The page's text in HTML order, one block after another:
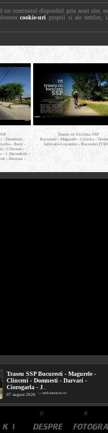
tot continutul disponibil prin acest site,
cookie-uri proprii si ale tertilor,
- Domnesti -
- Bacu -
- Clinceni -
- 1 Decembrie -
- Alunisu -
Traseu cu bicicleta SSP
Bucuresti - Magurele - Cosoba -
Adunatii-Copaceni - Bucuresti
Traseu SSP Bucuresti - Magurele -
Clinceni - Domnesti - Darvari -
Ciorogarla - J...
07 august 2026 / via mtb.kerucov.ro